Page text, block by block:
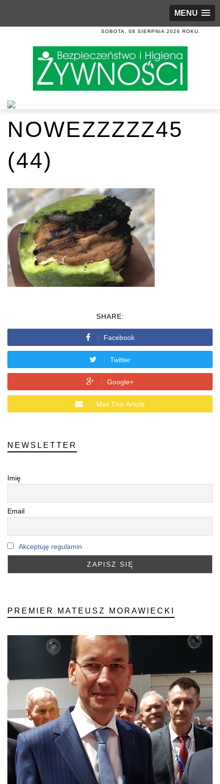
MENU
SOBOTA, 08 SIERPNIA 2026 ROKU.
NOWEZZZZZ45
(44)
SHARE:
Facebook
Twitter
Google+
Mail This Article
NEWSLETTER
Imię
Email
Akceptuję regulamin
PREMIER MATEUSZ MORAWIECKI